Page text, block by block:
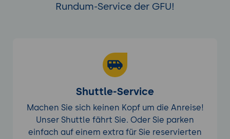
Rundum-Service der GFU!
Shuttle-Service
Machen Sie sich keinen Kopf um die Anreise!
Unser Shuttle fährt Sie. Oder Sie parken
einfach auf einem extra für Sie reservierten